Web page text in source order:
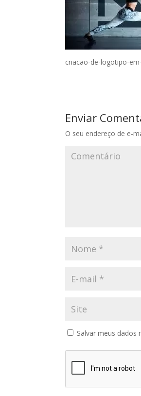
criacao-de-logotipo-
Enviar
O seu endereço de e-
Salvar meus dados